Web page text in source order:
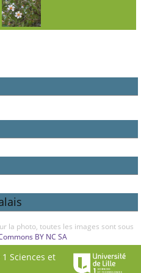
la photo, toutes les images sont sous
BY NC SA
Sciences et